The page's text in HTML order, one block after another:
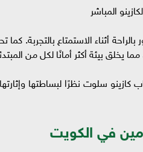
المباشر
أثناء الاستمتاع بالتجربة.
يخلق بيئة أكثر أمانًا لكل من
كازينو سلوت نظرًا لبساطتها
في الكويت